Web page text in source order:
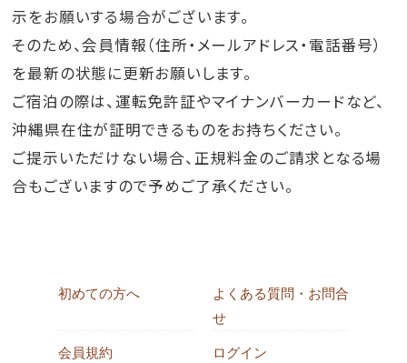
示をお願いする場合がございます。
そのため、会員情報（住所・メールアドレス・電話番号）
を最新の状態に更新お願いします。
ご宿泊の際は、運転免許証やマイナンバーカードなど、
沖縄県在住が証明できるものをお持ちください。
ご提示いただけない場合、正規料金のご請求となる場
合もございますので予めご了承ください。
初めての方へ
よくある質問・お問合
せ
会員規約 ログイン